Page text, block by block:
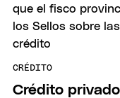
CRÉDITO
Crédito